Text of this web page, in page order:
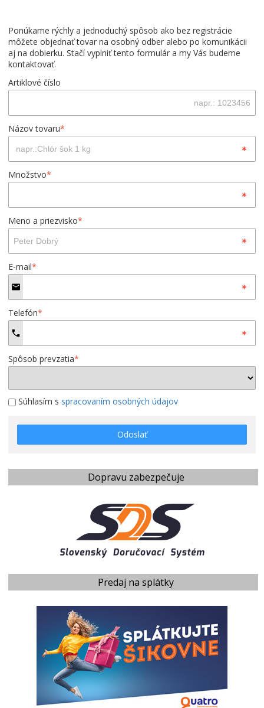
Ponúkame rýchly a jednoduchý spôsob ako bez registrácie
môžete objednať tovar na osobný odber alebo po komunikácii
aj na dobierku. Stačí vyplniť tento formulár a my Vás budeme
kontaktovať.
Artiklové číslo
Názov tovaru*
Množstvo*
Meno a priezvisko*
E-mail*
Telefón*
Spôsob prevzatia*
Súhlasím s spracovaním osobných údajov
Odoslať
Dopravu zabezpečuje
Predaj na splátky